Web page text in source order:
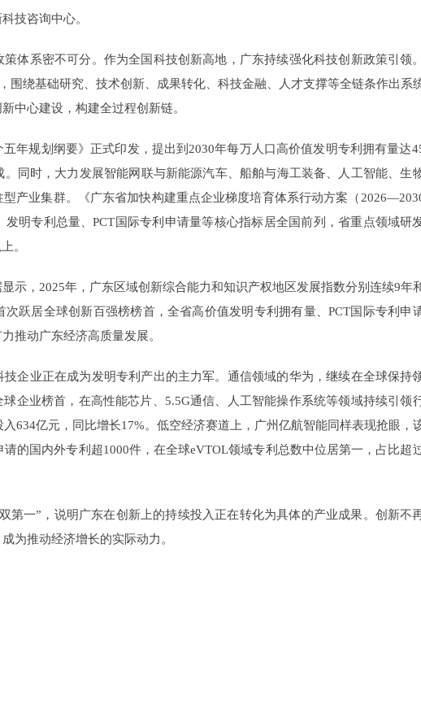
技咨询中心。
体系密不可分。作为全国科技创新高地，广东持续强化科技创新政策引领。
围绕基础研究、技术创新、成果转化、科技金融、人才支撑等全链条作出系
中心建设，构建全过程创新链。
年规划纲要》正式印发，提出到2030年每万人口高价值发明专利拥有量达
同时，大力发展智能网联与新能源汽车、船舶与海工装备、人工智能、生
产业集群。《广东省加快构建重点企业梯度培育体系行动方案（
明专利总量、PCT国际专利申请量等核心指标居全国前列，省重点领域研
。
示，2025年，广东区域创新综合能力和知识产权地区发展指数分别连续9年
跃居全球创新百强榜榜首，全省高价值发明专利拥有量、PCT国际专利申
推动广东经济高质量发展。
企业正在成为发明专利产出的主力军。通信领域的华为，继续在全球保持
企业榜首，在高性能芯片、5.5G通信、人工智能操作系统等领域持续引领
634亿元，同比增长17%。低空经济赛道上，广州亿航智能同样表现抢眼，
的国内外专利超1000件，在全球eVTOL领域专利总数中位居第一，占比超
第一”，说明广东在创新上的持续投入正在转化为具体的产业成果。创新不
为推动经济增长的实际动力。